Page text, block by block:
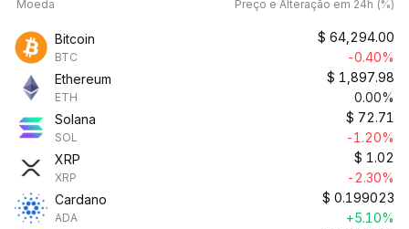
Moeda Preço e Alteração em 24h (%)
Bitcoin
BTC
$ 64,294.00
-0.40%
Ethereum
ETH
$ 1,897.98
0.00%
Solana
SOL
$ 72.71
-1.20%
XRP
XRP
$ 1.02
-2.30%
Cardano
ADA
$ 0.199023
+5.10%